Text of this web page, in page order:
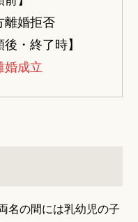
離婚拒否
後・終了時】
婚成立
名の間には乳幼児の子